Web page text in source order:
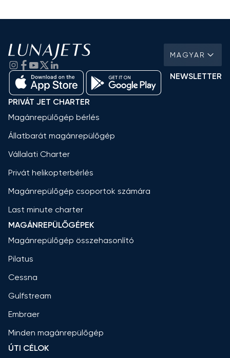
MAGYAR
NEWSLETTER
PRIVÁT JET CHARTER
Magánrepülőgép bérlés
Állatbarát magánrepülőgép
Vállalati Charter
Privát helikopterbérlés
Magánrepülőgép csoportok számára
Last minute charter
MAGÁNREPÜLŐGÉPEK
Magánrepülőgép összehasonlító
Pilatus
Cessna
Gulfstream
Embraer
Minden magánrepülőgép
ÚTI CÉLOK